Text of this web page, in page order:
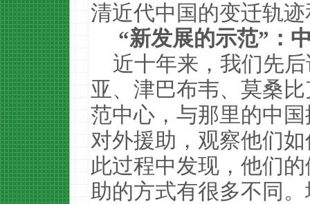
清近代中国的变迁轨
“新发展的示范”：
近十年来，我们先
亚、津巴布韦、莫桑
范中心，与那里的中
对外援助，观察他们
此过程中发现，他们
助的方式有很多不同